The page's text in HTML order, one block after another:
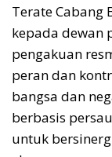
Terate Cabang
kepada dewan
pengakuan
peran dan
bangsa dan
berbasis
untuk